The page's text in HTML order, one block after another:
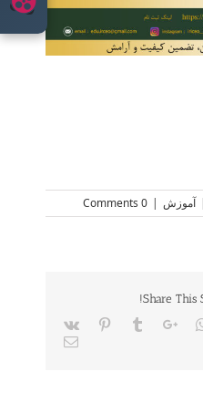
| آموزش |
0 Comments
Share This
Whatsapp
Google+
Tumblr
Pinterest
Vk
Email